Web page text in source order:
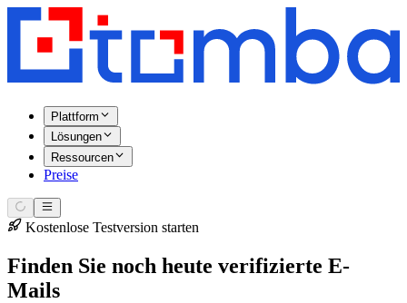
Plattform
Lösungen
Ressourcen
Preise
Kostenlose Testversion starten
Finden Sie noch heute verifizierte E-
Mails